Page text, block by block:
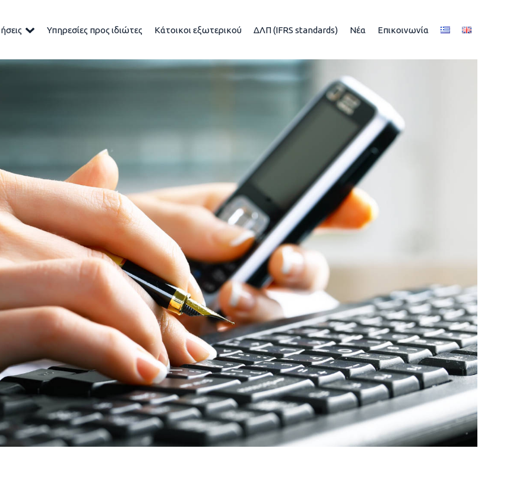
Υπηρεσίες προς ιδιώτες Κάτοικοι εξωτερικού ΔΛΠ (IFRS standards) Νέα Επικοινωνία